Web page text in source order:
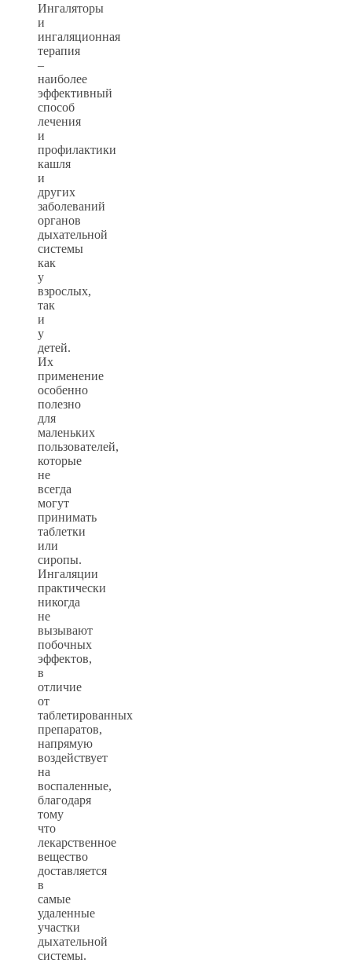
Ингаляторы
и
ингаляционная
терапия
–
наиболее
эффективный
способ
лечения
и
профилактики
кашля
и
других
заболеваний
органов
дыхательной
системы
как
у
взрослых,
так
и
у
детей.
Их
применение
особенно
полезно
для
маленьких
пользователей,
которые
не
всегда
могут
принимать
таблетки
или
сиропы.
Ингаляции
практически
никогда
не
вызывают
побочных
эффектов,
в
отличие
от
таблетированных
препаратов,
напрямую
воздействует
на
воспаленные,
благодаря
тому
что
лекарственное
вещество
доставляется
в
самые
удаленные
участки
дыхательной
системы.